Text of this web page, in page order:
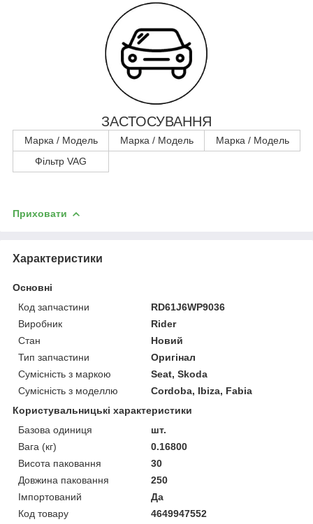
ЗАСТОСУВАННЯ
Марка / Модель Марка / Модель
Марка / Модель
Фільтр VAG
Приховати
Характеристики
Основні
Код запчастини
RD61J6WP9036
Виробник
Rider
Стан
Новий
Тип запчастини
Оригінал
Сумісність з маркою
Seat, Skoda
Сумісність з моделлю
Cordoba, Ibiza, Fabia
Користувальницькі характеристики
Базова одиниця
шт.
Вага (кг)
0.16800
Висота паковання
30
Довжина паковання
250
Імпортований
Да
Код товару
4649947552